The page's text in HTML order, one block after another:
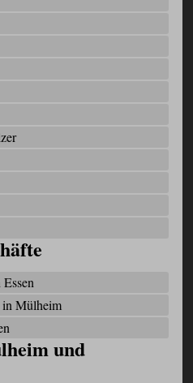
in Mülheim
und